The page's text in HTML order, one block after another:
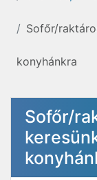
Sofőr/
konyhánkra
Sofőr/